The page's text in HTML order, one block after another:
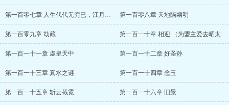
第一百零七章 人生代代无穷已，江月年年望相似 第一百零八章 天地隔幽明
第一百零九章 劫藏 第一百一十章 相迎 （为盟主爱去晒太阳加更）
第一百一十一章 虚皇天中 第一百一十二章 好圣孙
第一百一十三章 真水之谜 第一百一十四章 念玉
第一百一十五章 斩云截霓 第一百一十六章 旧景